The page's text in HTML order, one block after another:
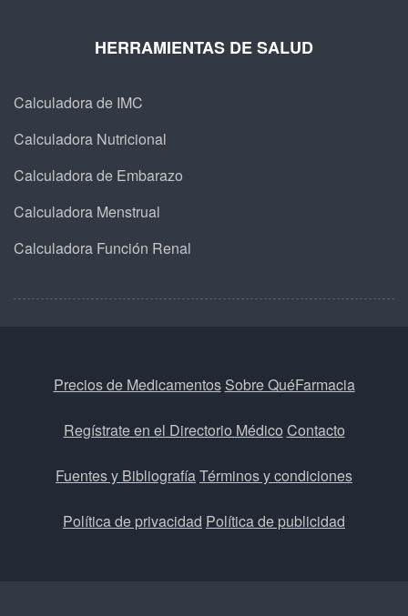
HERRAMIENTAS DE SALUD
Calculadora de IMC
Calculadora Nutricional
Calculadora de Embarazo
Calculadora Menstrual
Calculadora Función Renal
Precios de Medicamentos Sobre QuéFarmacia
Regístrate en el Directorio Médico Contacto
Fuentes y BibliografíaTérminos y condiciones
Política de privacidad Política de publicidad